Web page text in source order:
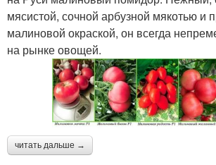
мясистой, сочной арбузной мякотью и
малиновой окраской, он всегда
на рынке овощей.
читать дальше →